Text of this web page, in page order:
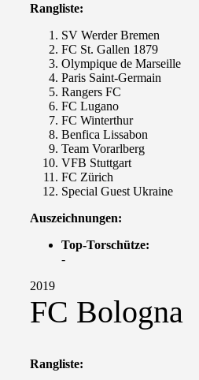
Rangliste:
SV Werder Bremen
FC St. Gallen 1879
Olympique de Marseille
Paris Saint-Germain
Rangers FC
FC Lugano
FC Winterthur
Benfica Lissabon
Team Vorarlberg
VFB Stuttgart
FC Zürich
Special Guest Ukraine
Auszeichnungen:
Top-Torschütze:
-
2019
FC Bologna
Rangliste: